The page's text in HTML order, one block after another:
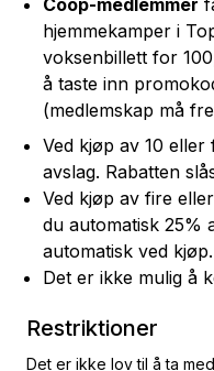
Coop-medlemmer
hjemmekamper i
voksenbillett for
å taste inn
(medlemskap må
Ved kjøp av 10
avslag. Rabatten
Ved kjøp av fire
du automatisk 25%
automatisk ved kjøp.
Det er ikke mulig å
Restriktioner
Det er ikke lov til å ta